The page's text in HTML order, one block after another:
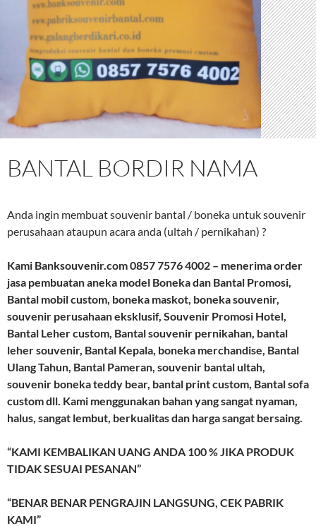
BANTAL BORDIR NAMA
Anda ingin membuat souvenir bantal / boneka untuk souvenir
perusahaan ataupun acara anda (ultah / pernikahan) ?
Kami Banksouvenir.com 0857 7576 4002 – menerima order
jasa pembuatan aneka model Boneka dan Bantal Promosi,
Bantal mobil custom, boneka maskot, boneka souvenir,
souvenir perusahaan eksklusif, Souvenir Promosi Hotel,
Bantal Leher custom, Bantal souvenir pernikahan, bantal
leher souvenir, Bantal Kepala, boneka merchandise, Bantal
Ulang Tahun, Bantal Pameran, souvenir bantal ultah,
souvenir boneka teddy bear, bantal print custom, Bantal sofa
custom dll. Kami menggunakan bahan yang sangat nyaman,
halus, sangat lembut, berkualitas dan harga sangat bersaing.
“KAMI KEMBALIKAN UANG ANDA 100 % JIKA PRODUK
TIDAK SESUAI PESANAN”
“BENAR BENAR PENGRAJIN LANGSUNG, CEK PABRIK
KAMI”